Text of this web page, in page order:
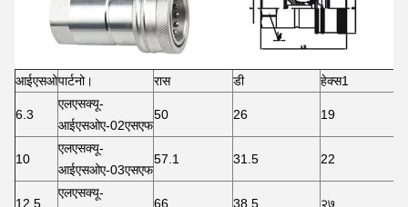
आईएसओपार्टनो। रास डी हेक्स1
6.3
एलएसक्यू-
आईएसओए-02एसएफ
50 26 19
10
एलएसक्यू-
आईएसओए-03एसएफ
57.1 31.5 22
12.5
एलएसक्यू-
66 38.5 २७